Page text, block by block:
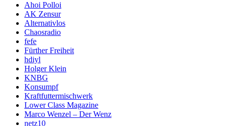
Ahoi Polloi
AK Zensur
Alternativlos
Chaosradio
fefe
Fürther Freiheit
hdiyl
Holger Klein
KNBG
Konsumpf
Kraftfuttermischwerk
Lower Class Magazine
Marco Wenzel – Der Wenz
netz10